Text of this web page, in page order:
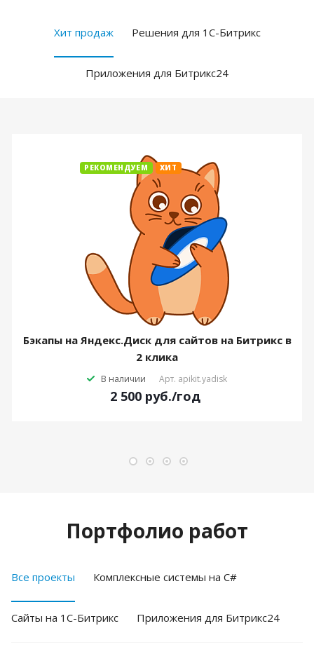
Хит продаж Решения для 1С-Битрикс
Приложения для Битрикс24
РЕКОМЕНДУЕМ ХИТ
Бэкапы на Яндекс.Диск для сайтов на Битрикс в
2 клика
В наличии Арт. apikit.yadisk
2 500 руб./год
Портфолио работ
Все проекты Комплексные системы на C#
Cайты на 1С-Битрикс Приложения для Битрикс24